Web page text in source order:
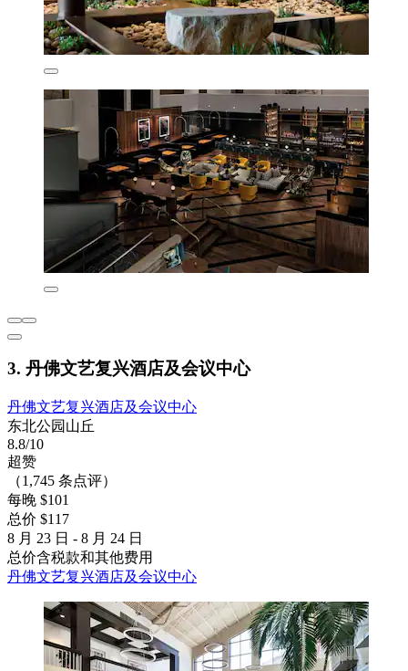
3. 丹佛文艺复兴酒店及会议中心
丹佛文艺复兴酒店及会议中心
东北公园山丘
8.8/10
超赞
（1,745 条点评）
每晚 $101
总价 $117
8 月 23 日 - 8 月 24 日
总价含税款和其他费用
丹佛文艺复兴酒店及会议中心